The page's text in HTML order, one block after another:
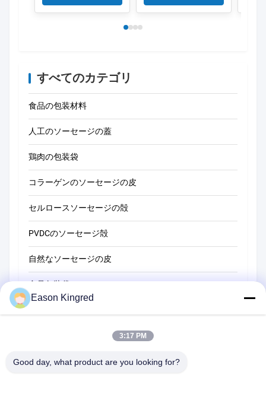
すべてのカテゴリ
食品の包装材料
人工のソーセージの蓋
鶏肉の包装袋
コラーゲンのソーセージの皮
セルロースソーセージの殻
PVDCのソーセージ殻
自然なソーセージの皮
食品包装袋
Eason Kingred
3:17 PM
Good day, what product are you looking for?